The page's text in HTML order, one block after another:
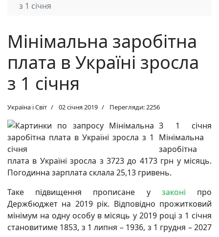
з 1 січня
Мінімальна заробітна
плата в Україні зросла
з 1 січня
Україна і Світ 02 січня 2019 Перегляди: 2256
З 1 січня
Мінімальна
заробітна
плата в Україні зросла з 3723 до 4173 грн у місяць.
Погодинна зарплата склала 25,13 гривень.
Таке підвищення прописане у законі про
Держбюджет на 2019 рік. Відповідно прожитковий
мінімум на одну особу в місяць у 2019 році з 1 січня
становитиме 1853, з 1 липня – 1936, з 1 грудня – 2027